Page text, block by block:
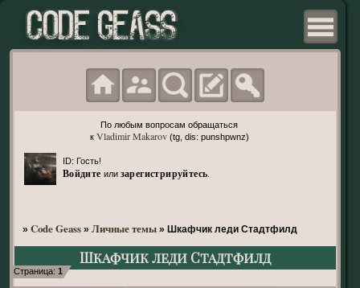
По любым вопросам обращаться
к Vladimir Makarov(tg, dis: punshpwnz)
ID: Гость!
Войдите или зарегистрируйтесь
» Code Geass » Личные темы » Шкафчик леди Стадтфилд
Шкафчик леди Стадтфилд
Страница: 1